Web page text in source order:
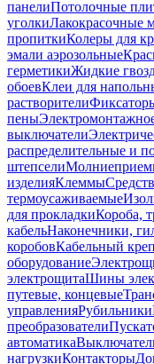
панелиПотолочные
уголкиЛакокрасочные
пропиткиКолеры для
эмали аэрозольные
герметикиЖидкие
обоевКлеи для
растворители
пены
выключатели
распределительные и
штепсели
изделияКлеммы
термоусаживаемые
для прокладкиКороба,
кабельНаконечники,
коробовКабельный
оборудование
электрощитаШины
путевые, концевые
управленияРубильники
преобразователи
автоматика
нагрузкиКонтакторы